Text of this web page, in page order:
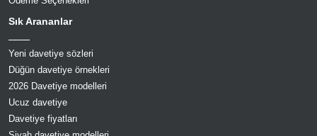
Sık Arananlar
Yeni davetiye sözleri
Düğün davetiye örnekleri
2026 Davetiye modelleri
Ucuz davetiye
Davetiye fiyatları